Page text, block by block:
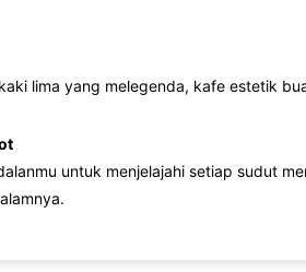
lima yang melegenda, kafe estetik
untuk menjelajahi setiap sudut